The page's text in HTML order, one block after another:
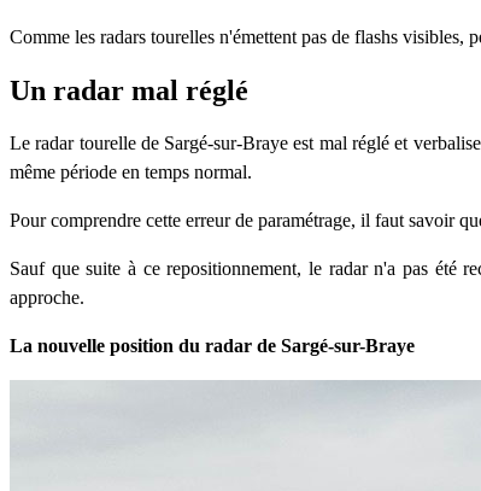
Comme les radars tourelles n'émettent pas de flashs visibles,
Un radar mal réglé
Le radar tourelle de Sargé-sur-Braye est mal réglé et
même période en temps normal.
Pour comprendre cette erreur de paramétrage, il faut savoir
Sauf que suite à ce repositionnement, le radar n'a pas été
approche.
La nouvelle position du radar de Sargé-sur-Braye